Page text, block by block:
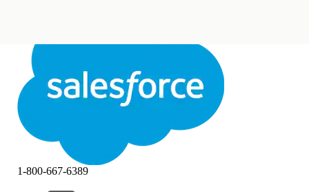
Chiudi Chiudi
1-800-667-6389